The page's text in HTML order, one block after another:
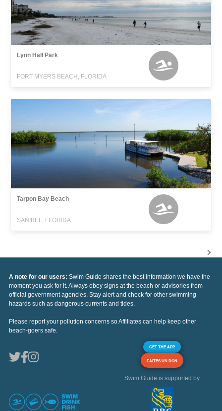
Lynn Hall Park
FORT MYERS BEACH, FLORIDA
Tarpon Bay Beach
SANIBEL, FLORIDA
A note for our users: Swim Guide shares the best information we have the
moment you ask for it. Always obey signs at the beach or advisories from
official government agencies. Stay alert and check for other swimming
hazards such as dangerous currents and tides.
Please report your pollution concerns so Affiliates can help keep other
beach-goers safe.
GET THE APP
FAITES UN DON
Swim Guide is supported by